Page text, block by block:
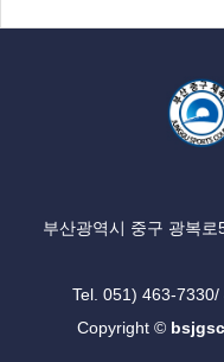
부산광역시 중구 광복
Tel. 051) 463-
Copyright ©